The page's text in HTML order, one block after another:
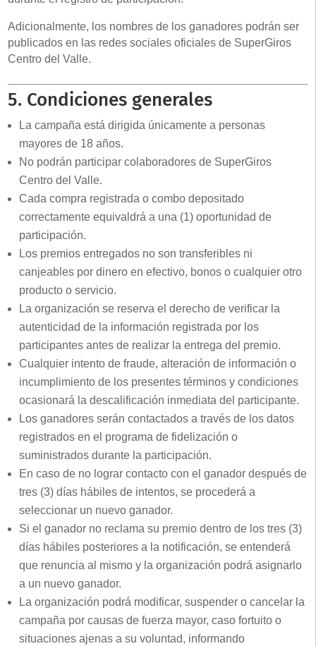
Adicionalmente, los nombres de los ganadores podrán ser
publicados en las redes sociales oficiales de SuperGiros
Centro del Valle.
5. Condiciones generales
La campaña está dirigida únicamente a personas
mayores de 18 años.
No podrán participar colaboradores de SuperGiros
Centro del Valle.
Cada compra registrada o combo depositado
correctamente equivaldrá a una (1) oportunidad de
participación.
Los premios entregados no son transferibles ni
canjeables por dinero en efectivo, bonos o cualquier otro
producto o servicio.
La organización se reserva el derecho de verificar la
autenticidad de la información registrada por los
participantes antes de realizar la entrega del premio.
Cualquier intento de fraude, alteración de información o
incumplimiento de los presentes términos y condiciones
ocasionará la descalificación inmediata del participante.
Los ganadores serán contactados a través de los datos
registrados en el programa de fidelización o
suministrados durante la participación.
En caso de no lograr contacto con el ganador después de
tres (3) días hábiles de intentos, se procederá a
seleccionar un nuevo ganador.
Si el ganador no reclama su premio dentro de los tres (3)
días hábiles posteriores a la notificación, se entenderá
que renuncia al mismo y la organización podrá asignarlo
a un nuevo ganador.
La organización podrá modificar, suspender o cancelar la
campaña por causas de fuerza mayor, caso fortuito o
situaciones ajenas a su voluntad, informando